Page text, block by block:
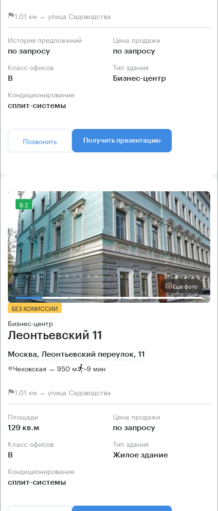
1.01 км → улица Садоводства
История предложений
по запросу
Цена продажи
по запросу
Класс офисов
B
Тип здания
Бизнес-центр
Кондиционирование
сплит-системы
Позвонить Получить презентацию
8.2
Еще фото
БЕЗ КОМИССИИ
Бизнес-центр
Леонтьевский 11
Москва, Леонтьевский переулок, 11
Чеховская → 950 м ~9 мин
1.01 км → улица Садоводства
Площади
129 кв.м
Цена продажи
по запросу
Класс офисов
B
Тип здания
Жилое здание
Кондиционирование
сплит-системы